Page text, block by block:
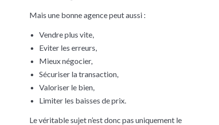
Mais une bonne agence peut aussi :
Vendre plus vite,
Eviter les erreurs,
Mieux négocier,
Sécuriser la transaction,
Valoriser le bien,
Limiter les baisses de prix.
Le véritable sujet n’est donc pas uniquement le